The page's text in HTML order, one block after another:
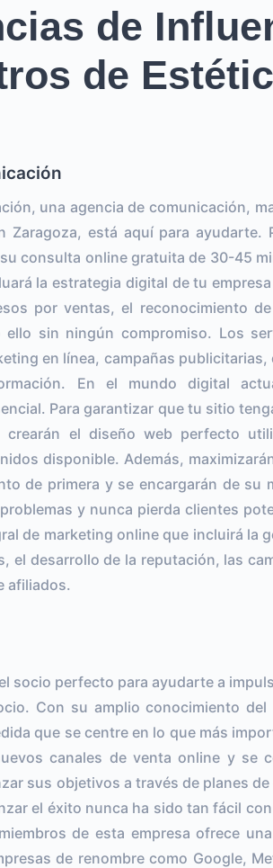
de
de
una agencia de comunicación,
Zaragoza, está aquí para ayudarte.
consulta online gratuita de 30-45
la estrategia digital de tu
por ventas, el reconocimiento
ello sin ningún compromiso. Los
en línea, campañas
En el mundo digital
Para garantizar que tu sitio
crearán el diseño web perfecto
disponible. Además,
de primera y se encargarán de su
y nunca pierda clientes
de marketing online que incluirá la
el desarrollo de la reputación, las
afiliados.
socio perfecto para ayudarte a
Con su amplio conocimiento
que se centre en lo que más
canales de venta online y se
sus objetivos a través de planes
el éxito nunca ha sido tan fácil con
de esta empresa ofrece
de renombre como Google,